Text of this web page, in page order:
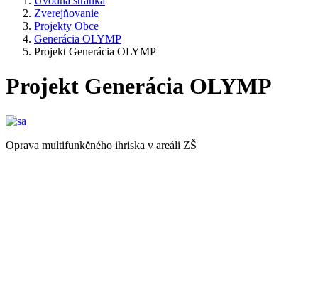
Zverejňovanie
Projekty Obce
Generácia OLYMP
Projekt Generácia OLYMP
Projekt Generácia OLYMP
Oprava multifunkčného ihriska v areáli ZŠ